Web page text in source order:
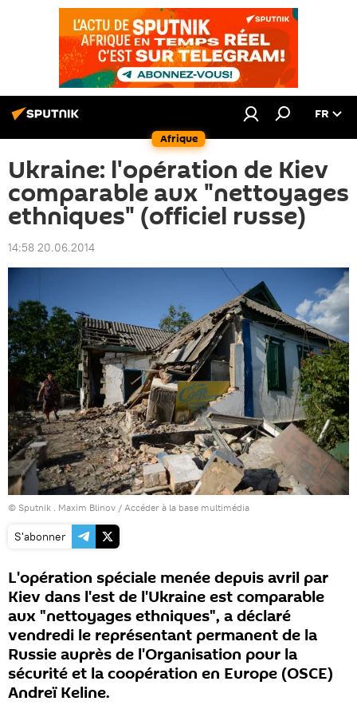
Afrique
FR
Ukraine: l'opération de Kiev
comparable aux "nettoyages
ethniques" (officiel russe)
14:58 20.06.2014
© Sputnik . Maxim Blinov / Accéder à la base multimédia
S'abonner
L'opération spéciale menée depuis avril par
Kiev dans l'est de l'Ukraine est comparable
aux "nettoyages ethniques", a déclaré
vendredi le représentant permanent de la
Russie auprès de l'Organisation pour la
sécurité et la coopération en Europe (OSCE)
Andreï Keline.